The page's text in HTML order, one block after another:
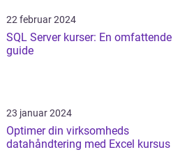
22 februar 2024
SQL Server kurser: En omfattende
guide
23 januar 2024
Optimer din virksomheds
datahåndtering med Excel kursus